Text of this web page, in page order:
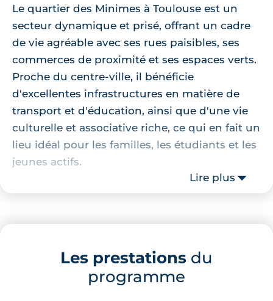
Le quartier des Minimes à Toulouse est un
secteur dynamique et prisé, offrant un cadre
de vie agréable avec ses rues paisibles, ses
commerces de proximité et ses espaces verts.
Proche du centre-ville, il bénéficie
d'excellentes infrastructures en matière de
transport et d'éducation, ainsi que d'une vie
culturelle et associative riche, ce qui en fait un
lieu idéal pour les familles, les étudiants et les
jeunes actifs.
Localisation de la résidence
La résidence bénéficie d’un emplacement
Vous trouverez sur l'avenue des Minimes (8
minutes à pied) des commerces et services
Lire plus
Les prestations du
programme